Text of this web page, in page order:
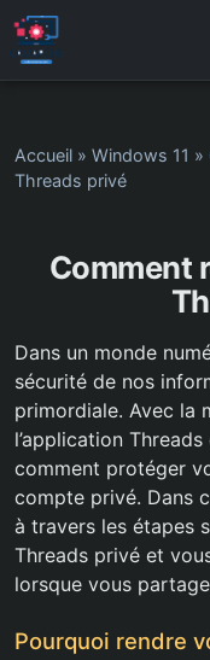
Accueil » Windows 11 »
Threads privé
Comment
Dans un monde
sécurité de nos
primordiale. Avec la
l’application
comment protéger
compte privé. Dans
à travers les étapes
Threads privé et
lorsque vous
Pourquoi rendre